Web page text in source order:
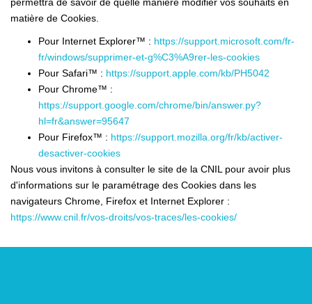
matière de Cookies.
Pour Internet Explorer™ : https://support.microsoft.com/fr-
fr/windows/supprimer-et-g%C3%A9rer-les-cookies
Pour Safari™ : https://support.apple.com/kb/PH5042
Pour Chrome™ :
https://support.google.com/chrome/bin/answer.py?
hl=fr&answer=95647
Pour Firefox™ : https://support.mozilla.org/fr/kb/activer-
desactiver-cookies
Nous vous invitons à consulter le site de la CNIL pour avoir plus
d'informations sur le paramétrage des Cookies dans les
navigateurs Chrome, Firefox et Internet Explorer :
https://www.cnil.fr/vos-droits/vos-traces/les-cookies/